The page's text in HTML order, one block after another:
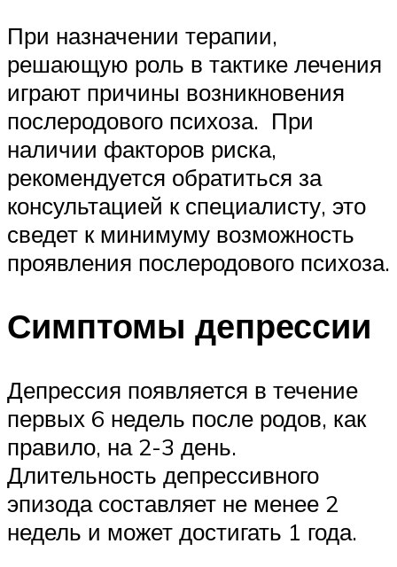
При назначении терапии,
решающую роль в тактике лечения
играют причины возникновения
послеродового психоза. При
наличии факторов риска,
рекомендуется обратиться за
консультацией к специалисту, это
сведет к минимуму возможность
проявления послеродового психоза.
Симптомы депрессии
Депрессия появляется в течение
первых 6 недель после родов, как
правило, на 2-3 день.
Длительность депрессивного
эпизода составляет не менее 2
недель и может достигать 1 года.